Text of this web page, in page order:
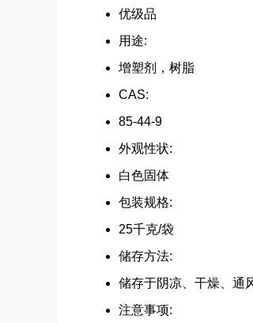
优级品
用途:
增塑剂，树脂
CAS:
85-44-9
外观性状:
白色固体
包装规格:
25千克/袋
储存方法:
储存于阴凉、干燥、通
注意事项: